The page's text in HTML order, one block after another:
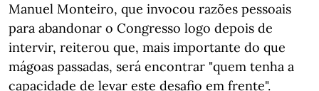
Manuel Monteiro, que invocou razões pessoais
para abandonar o Congresso logo depois de
intervir, reiterou que, mais importante do que
mágoas passadas, será encontrar "quem tenha a
capacidade de levar este desafio em frente".